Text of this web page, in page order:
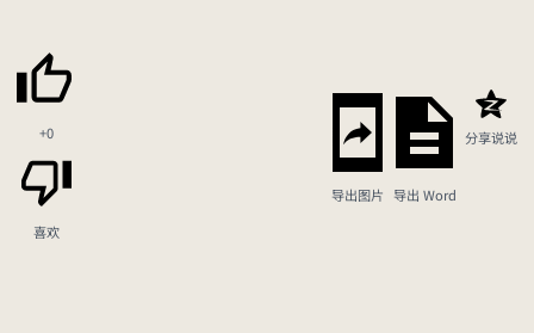
+0
喜欢
导出图片 导出 Word
分享说说